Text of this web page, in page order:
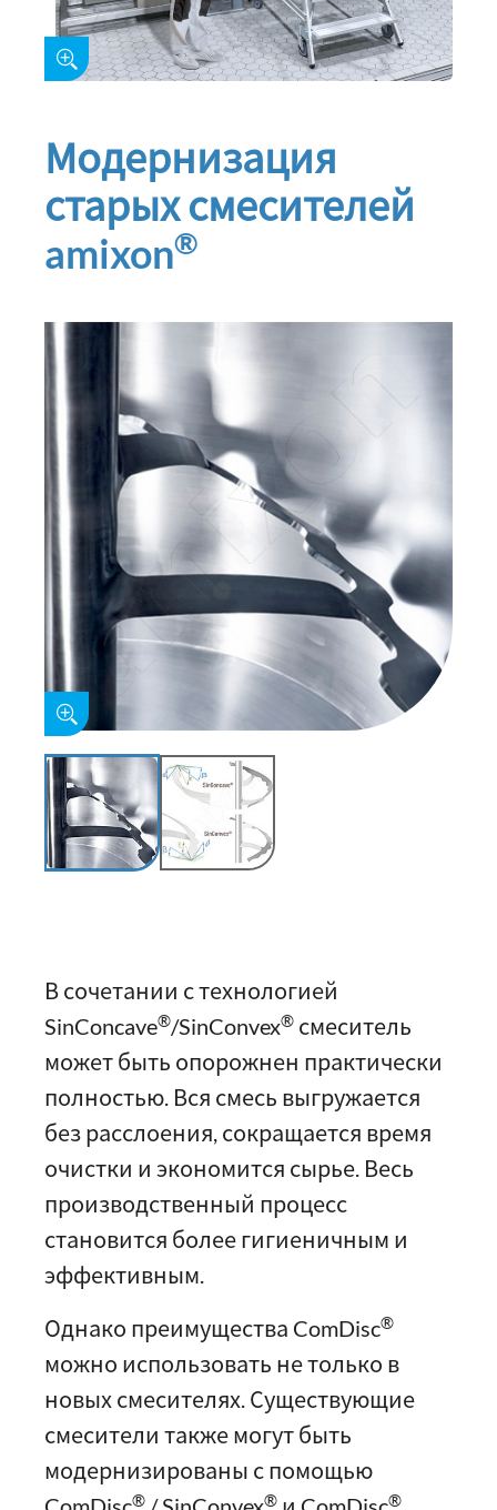
Модернизация
старых смесителей
amixon®
В сочетании с технологией
SinConcave®/SinConvex® смеситель
может быть опорожнен практически
полностью. Вся смесь выгружается
без расслоения, сокращается время
очистки и экономится сырье. Весь
производственный процесс
становится более гигиеничным и
эффективным.
Однако преимущества ComDisc®
можно использовать не только в
новых смесителях. Существующие
смесители также могут быть
модернизированы с помощью
® ® ®